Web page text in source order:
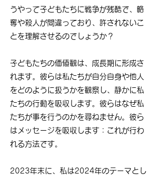
うやって子どもたちに戦争が残酷で、略
奪や殺人が間違っており、許されないこ
とを理解させるのでしょうか？
子どもたちの価値観は、成長期に形成さ
れます。彼らは私たちが自分自身や他人
をどのように扱うかを観察し、静かに私
たちの行動を吸収します。彼らはなぜ私
たちが事を行うのかを尋ねません。彼ら
はメッセージを吸収します：これが行わ
れる方法です。
2023年末に、私は2024年のテーマとし